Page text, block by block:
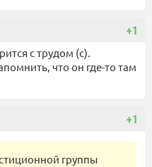
+1
с трудом (с).
что он где-то там
+1
группы